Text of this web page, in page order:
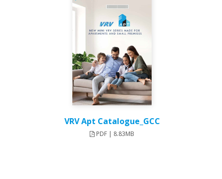
VRV Apt Catalogue_GCC
PDF | 8.83MB